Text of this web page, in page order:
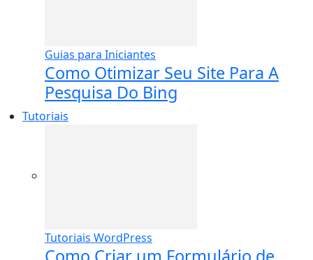
Guias para Iniciantes
Como Otimizar Seu Site Para A
Pesquisa Do Bing
Tutoriais
Tutoriais WordPress